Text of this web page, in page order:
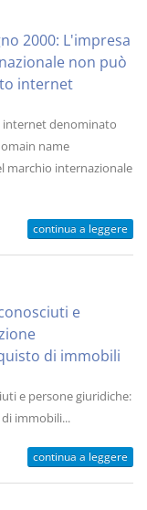
2000: L'impresa
non può
internet
internet denominato
name
marchio internazionale
continua a leggere
e
di immobili
e persone giuridiche:
immobili...
continua a leggere